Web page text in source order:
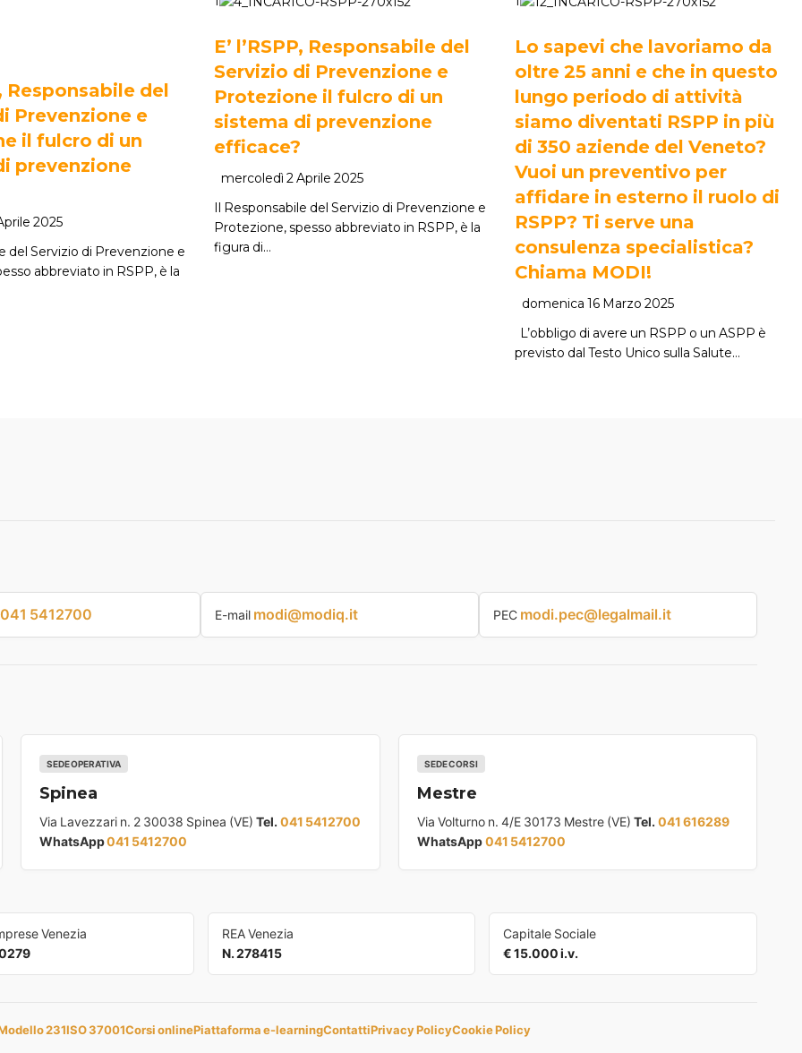
Responsabile del
Prevenzione e
il fulcro di un
prevenzione
2025
del Servizio di Prevenzione e
abbreviato in RSPP, è la
E’ l’RSPP, Responsabile del
Servizio di Prevenzione e
Protezione il fulcro di un
sistema di prevenzione
efficace?
mercoledì 2 Aprile 2025
Il Responsabile del Servizio di Prevenzione e
Protezione, spesso abbreviato in RSPP, è la
figura di…
Lo sapevi che lavoriamo da
oltre 25 anni e che in questo
lungo periodo di attività
siamo diventati RSPP in più
di 350 aziende del Veneto?
Vuoi un preventivo per
affidare in esterno il ruolo di
RSPP? Ti serve una
consulenza specialistica?
Chiama MODI!
domenica 16 Marzo 2025
L’obbligo di avere un RSPP o un ASPP è
previsto dal Testo Unico sulla Salute…
041 5412700 E-mail modi@modiq.it PEC modi.pec@legalmail.it
SEDE OPERATIVA
Spinea
Via Lavezzari n. 2 30038 Spinea (VE)Tel. 041 5412700
WhatsApp041 5412700
SEDE CORSI
Mestre
Via Volturno n. 4/E 30173 Mestre (VE) Tel. 041 616289
WhatsApp041 5412700
Venezia
REA Venezia
N. 278415
Capitale Sociale
€ 15.000 i.v.
231ISO 37001Corsi onlinePiattaforma e-learningContattiPrivacy PolicyCookie Policy